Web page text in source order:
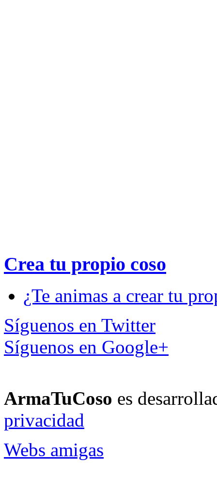
Crea tu propio coso
¿Te animas a crear tu
Síguenos en Twitter
Síguenos en Google+
ArmaTuCoso es
privacidad
Webs amigas